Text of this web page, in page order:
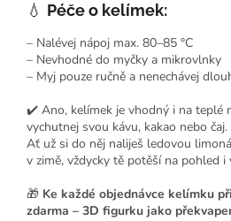
💧 Péče o kelímek:
– Nalévej nápoj max. 80–85 °C
– Nevhodné do myčky a mikrovlnky
– Myj pouze ručně a nenechávej
✔️ Ano, kelímek je vhodný i na teplé
vychutnej svou kávu, kakao nebo čaj.
Ať už si do něj naliješ ledovou
v zimě, vždycky tě potěší na pohled i
🎁 Ke každé objednávce kelímku
zdarma – 3D figurku jako